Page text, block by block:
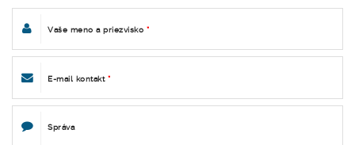
Vaše meno a priezvisko *
E-mail kontakt *
Správa